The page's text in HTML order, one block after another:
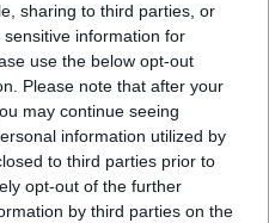
sharing to third parties, or
information for
use the below opt-out
Please note that after your
may continue seeing
information utilized by
to third parties prior to
opt-out of the further
by third parties on the